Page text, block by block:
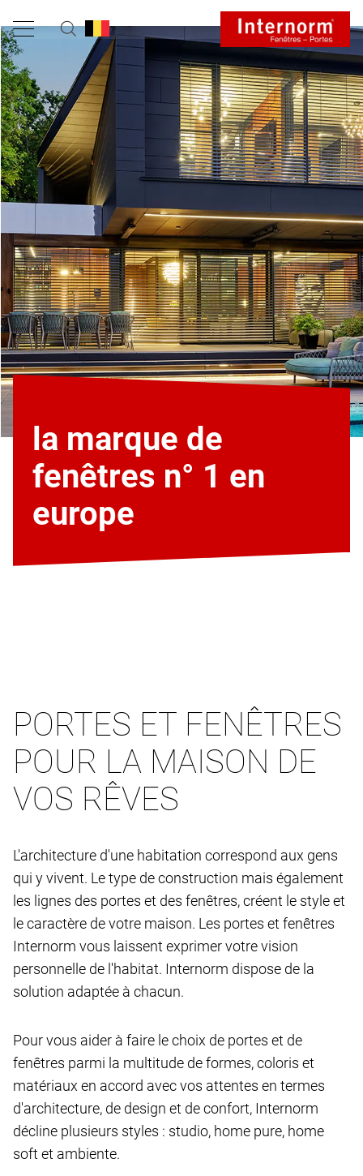
la marque de
fenêtres n° 1 en
europe
PORTES ET FENÊTRES
POUR LA MAISON DE
VOS RÊVES
L'architecture d'une habitation correspond aux gens
qui y vivent. Le type de construction mais également
les lignes des portes et des fenêtres, créent le style et
le caractère de votre maison. Les portes et fenêtres
Internorm vous laissent exprimer votre vision
personnelle de l'habitat. Internorm dispose de la
solution adaptée à chacun.
Pour vous aider à faire le choix de portes et de
fenêtres parmi la multitude de formes, coloris et
matériaux en accord avec vos attentes en termes
d'architecture, de design et de confort, Internorm
décline plusieurs styles : studio, home pure, home
soft et ambiente.